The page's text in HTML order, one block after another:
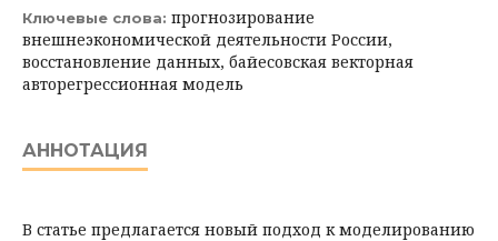
Ключевые слова: прогнозирование
внешнеэкономической деятельности России,
восстановление данных, байесовская векторная
авторегрессионная модель
АННОТАЦИЯ
В статье предлагается новый подход к моделированию